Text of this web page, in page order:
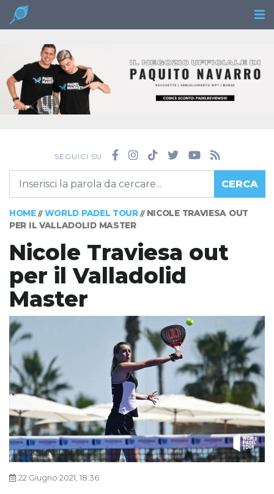
SEGUICI SU
CERCA
HOME// WORLD PADEL TOUR// NICOLE TRAVIESA OUT
PER IL VALLADOLID MASTER
Nicole Traviesa out
per il Valladolid
Master
22 Giugno 2021, 18:36